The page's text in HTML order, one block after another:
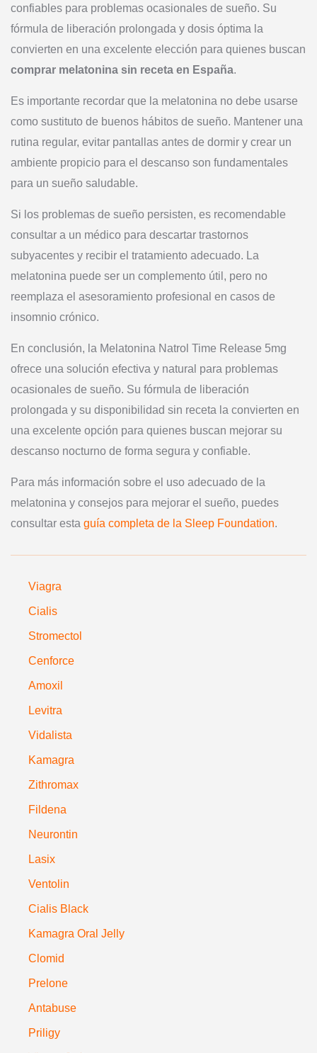
confiables para problemas ocasionales de sueño. Su
fórmula de liberación prolongada y dosis óptima la
convierten en una excelente elección para quienes buscan
comprar melatonina sin receta en España.
Es importante recordar que la melatonina no debe usarse
como sustituto de buenos hábitos de sueño. Mantener una
rutina regular, evitar pantallas antes de dormir y crear un
ambiente propicio para el descanso son fundamentales
para un sueño saludable.
Si los problemas de sueño persisten, es recomendable
consultar a un médico para descartar trastornos
subyacentes y recibir el tratamiento adecuado. La
melatonina puede ser un complemento útil, pero no
reemplaza el asesoramiento profesional en casos de
insomnio crónico.
En conclusión, la Melatonina Natrol Time Release 5mg
ofrece una solución efectiva y natural para problemas
ocasionales de sueño. Su fórmula de liberación
prolongada y su disponibilidad sin receta la convierten en
una excelente opción para quienes buscan mejorar su
descanso nocturno de forma segura y confiable.
Para más información sobre el uso adecuado de la
melatonina y consejos para mejorar el sueño, puedes
consultar esta guía completa de la Sleep Foundation.
Viagra
Cialis
Stromectol
Cenforce
Amoxil
Levitra
Vidalista
Kamagra
Zithromax
Fildena
Neurontin
Lasix
Ventolin
Cialis Black
Kamagra Oral Jelly
Clomid
Prelone
Antabuse
Priligy